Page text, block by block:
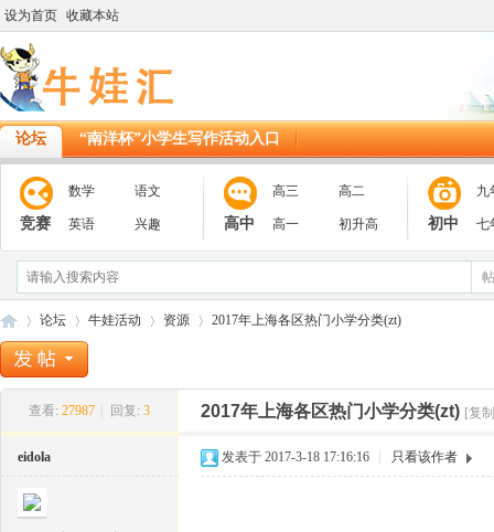
设为首页 收藏本站
论坛 “南洋杯”小学生写作活动入口
竞赛
数学 语文
英语 兴趣 高中
高三 高二
高一 初升高 初中
九
七
论坛
›
牛娃活动
›
资源 2017年上海各区热门小学分类(zt)
查看: 27987 回复: 3 2017年上海各区热门小学分类(zt) [复
eidola 发表于 2017-3-18 17:16:16 只看该作者